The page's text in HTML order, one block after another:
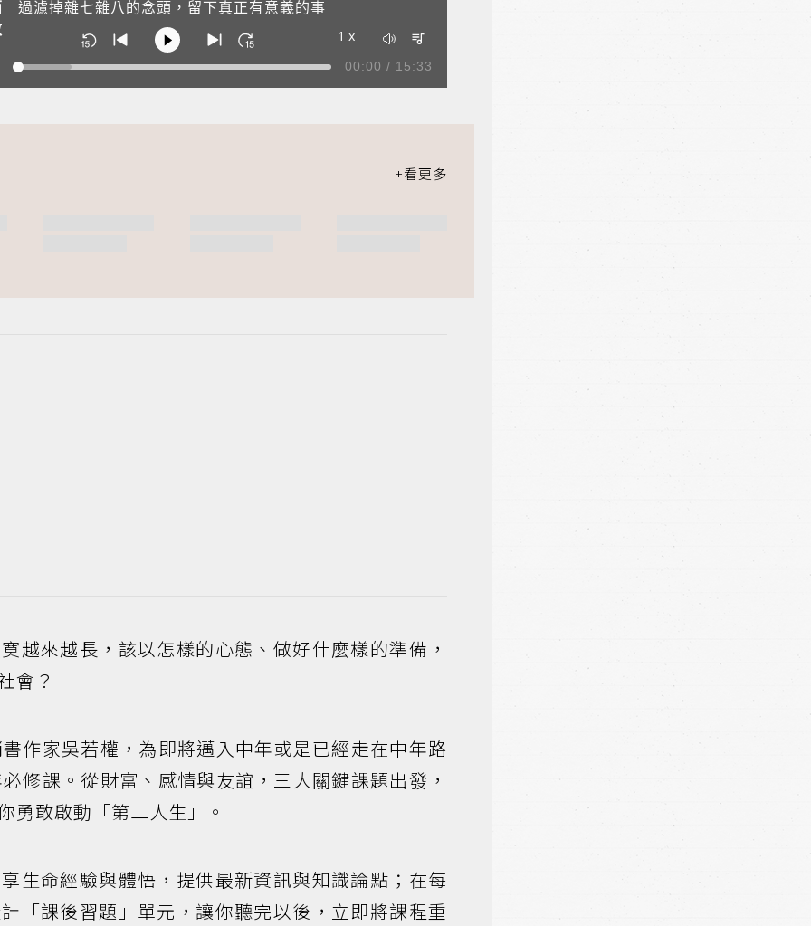
過濾掉雜七雜八的念頭，留下真正有意義的事
1 x
00:00 / 15:33
1 發刊詞 Audio artist
越來越長，該以怎樣的心態、做好什麼樣的準備，
會？
作家吳若權，為即將邁入中年或是已經走在中年路
修課。從財富、感情與友誼，三大關鍵課題出發，
勇敢啟動「第二人生」。
生命經驗與體悟，提供最新資訊與知識論點；在每
「課後習題」單元，讓你聽完以後，立即將課程重